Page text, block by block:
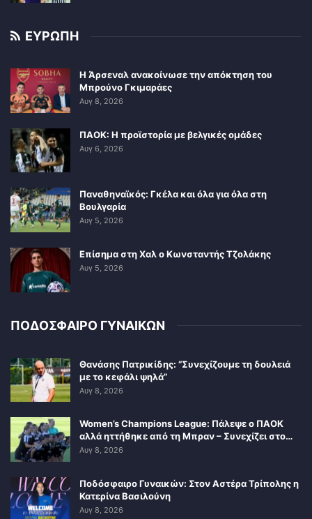
ΕΥΡΩΠΗ
Η Άρσεναλ ανακοίνωσε την απόκτηση του
Μπρούνο Γκιμαράες
Αυγ 8, 2026
ΠΑΟΚ: Η προϊστορία με βελγικές ομάδες
Αυγ 6, 2026
Παναθηναϊκός: Γκέλα και όλα για όλα στη
Βουλγαρία
Αυγ 5, 2026
Επίσημα στη Χαλ ο Κωνσταντής Τζολάκης
Αυγ 5, 2026
ΠΟΔΟΣΦΑΙΡΟ ΓΥΝΑΙΚΩΝ
Θανάσης Πατρικίδης: “Συνεχίζουμε τη δουλειά
με το κεφάλι ψηλά”
Αυγ 8, 2026
Women’s Champions League: Πάλεψε ο ΠΑΟΚ
αλλά ηττήθηκε από τη Μπραν – Συνεχίζει στο…
Αυγ 8, 2026
Ποδόσφαιρο Γυναικών: Στον Αστέρα Τρίπολης η
Κατερίνα Βασιλούνη
Αυγ 8, 2026